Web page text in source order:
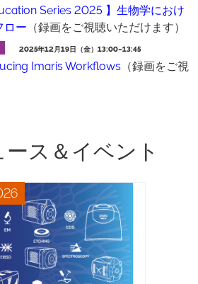
Series 2025 】生物学におけ
ロー （録画をご視聴いただけます）
2025年12月19日（金）13:00~13:45
Imaris Workflows （録画をご視
ス＆イベント